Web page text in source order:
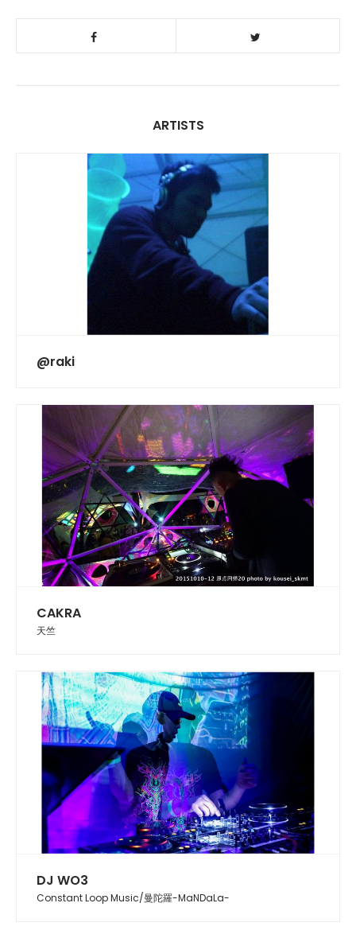
ARTISTS
@raki
CAKRA
天竺
DJ WO3
Constant Loop Music/曼陀羅-MaNDaLa-